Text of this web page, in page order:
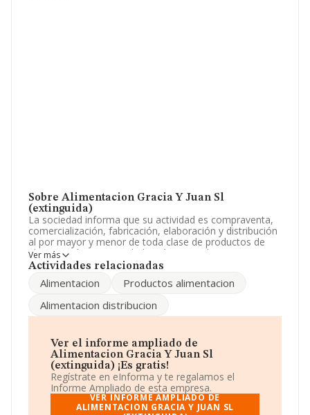
Sobre Alimentacion Gracia Y Juan Sl
(extinguida)
La sociedad informa que su actividad es compraventa,
comercialización, fabricación, elaboración y distribución
al por mayor y menor de toda clase de productos de
alimentación. La sociedad está registrada como
Sociedad Limitada. Tiene CNAE: 4711 - 'Comercio al por
predominio en productos alimenticios, bebidas y
exportación.
(extinguida), con NIF B29581485, tiene domicilio fiscal
en Calle Virgen Del Rosario núm. 2, (29120), Alhaurín El
Grande, en Málaga, Andalucía.
En relación con el sector y disponiendo de los datos de
hasta 21.791 empresas, en el ámbito nacional la
facturación alcanza la cifra de 102.271 millones de
Ver más
Actividades relacionadas
Alimentacion
Productos alimentacion
Alimentacion distribucion
Ver el informe ampliado de
Alimentacion Gracia Y Juan Sl
(extinguida) ¡Es gratis!
Regístrate en eInforma y te regalamos el
Informe Ampliado de esta empresa.
VER INFORME AMPLIADO DE
ALIMENTACION GRACIA Y JUAN SL